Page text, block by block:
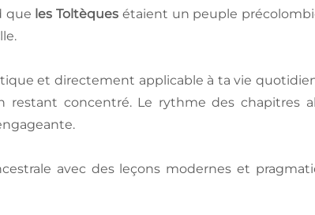
que les Toltèques étaient un peuple
et directement applicable à ta vie
concentré. Le rythme des chapitres
avec des leçons modernes et